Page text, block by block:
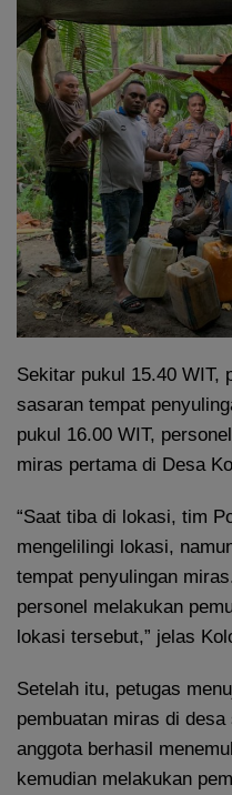
Sekitar pukul 15.40 WIT,
sasaran tempat
pukul 16.00 WIT,
miras pertama di Desa
“Saat tiba di lokasi, tim
mengelilingi lokasi,
tempat penyulingan
personel melakukan
lokasi tersebut,” jelas
Setelah itu, petugas
pembuatan miras di
anggota berhasil
kemudian melakukan